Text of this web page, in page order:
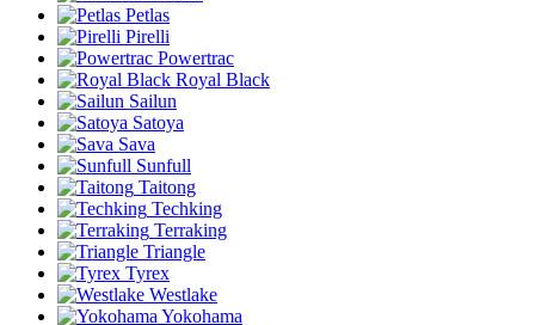
Petlas
Pirelli
Powertrac
Royal Black
Sailun
Satoya
Sava
Sunfull
Taitong
Techking
Terraking
Triangle
Tyrex
Westlake
Yokohama